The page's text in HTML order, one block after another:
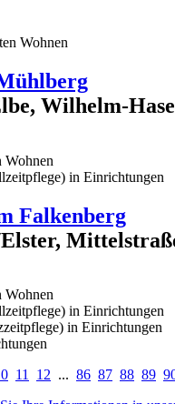
Wohnen
Wilhelm-
Wohnen
in Einrichtungen
Falkenberg
Wohnen
in Einrichtungen
in Einrichtungen
11 12 ... 86 87 88 89